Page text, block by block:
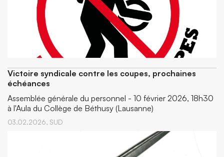
Victoire syndicale contre les coupes, prochaines
échéances
Assemblée générale du personnel - 10 février 2026, 18h30
à l'Aula du Collège de Béthusy (Lausanne)
03.02.2026, SUD